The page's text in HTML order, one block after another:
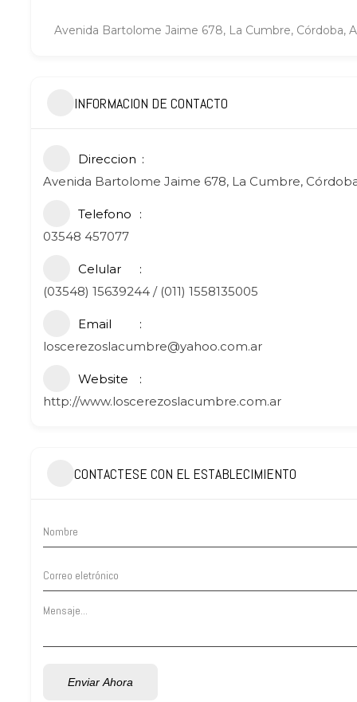
Avenida Bartolome Jaime 678, La Cumbre, Córdoba,
INFORMACION DE CONTACTO
Direccion
Avenida Bartolome Jaime 678, La Cumbre,
Telefono
03548 457077
Celular
(03548) 15639244 / (011) 1558135005
Email
loscerezoslacumbre@yahoo.com.ar
Website
http://www.loscerezoslacumbre.com.ar
CONTACTESE CON EL ESTABLECIMIENTO
Enviar Ahora